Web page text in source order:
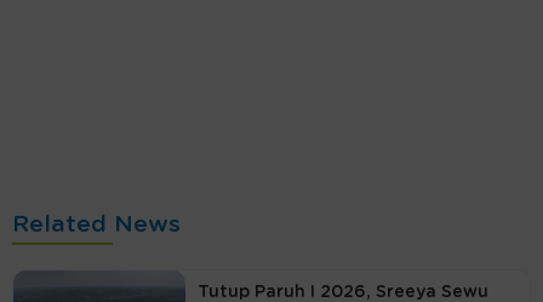
Related News
Tutup Paruh I 2026, Sreeya Sewu